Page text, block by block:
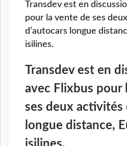
Transdev est en
pour la vente de ses
d’autocars longue
isilines.
Transdev est en
avec Flixbus pour
ses deux activités
longue distance,